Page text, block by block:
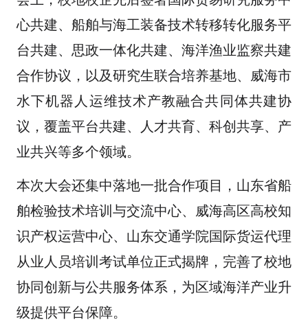
心共建、船舶与海工装备技术转移转化服务平
台共建、思政一体化共建、海洋渔业监察共建
合作协议，以及研究生联合培养基地、威海市
水下机器人运维技术产教融合共同体共建协
议，覆盖平台共建、人才共育、科创共享、产
业共兴等多个领域。
本次大会还集中落地一批合作项目，山东省船
舶检验技术培训与交流中心、威海高区高校知
识产权运营中心、山东交通学院国际货运代理
从业人员培训考试单位正式揭牌，完善了校地
协同创新与公共服务体系，为区域海洋产业升
级提供平台保障。